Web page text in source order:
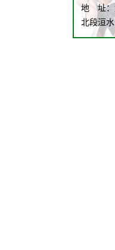
地 址：
北段洹